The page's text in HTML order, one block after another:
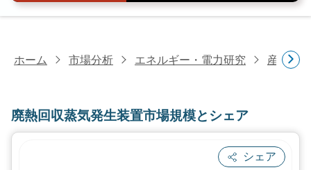
ホーム 市場分析 エネルギー・電力研究 産業機
廃熱回収蒸気発生装置市場規模とシェア
シェア